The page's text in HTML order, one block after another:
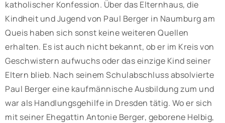
katholischer Konfession. Über das Elternhaus, die
Kindheit und Jugend von Paul Berger in Naumburg am
Queis haben sich sonst keine weiteren Quellen
erhalten. Es ist auch nicht bekannt, ob er im Kreis von
Geschwistern aufwuchs oder das einzige Kind seiner
Eltern blieb. Nach seinem Schulabschluss absolvierte
Paul Berger eine kaufmännische Ausbildung zum und
war als Handlungsgehilfe in Dresden tätig. Wo er sich
mit seiner Ehegattin Antonie Berger, geborene Helbig,